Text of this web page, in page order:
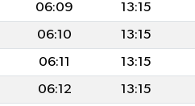
06:09 13:15
06:10 13:15
06:11 13:15
06:12 13:15